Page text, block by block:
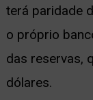
terá paridade
o próprio
das reservas,
dólares.